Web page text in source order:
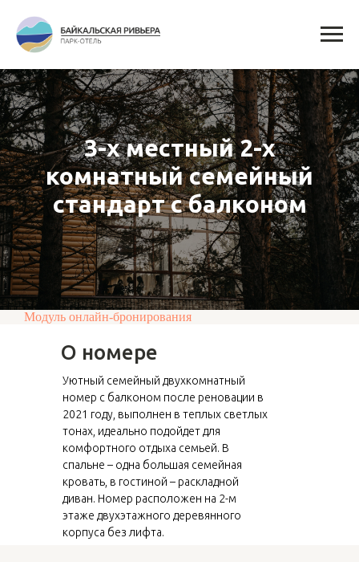
3-х местный 2-х
комнатный семейный
стандарт с балконом
Модуль онлайн-бронирования
О номере
Уютный семейный двухкомнатный
номер с балконом после реновации в
2021 году, выполнен в теплых светлых
тонах, идеально подойдет для
комфортного отдыха семьей. В
спальне – одна большая семейная
кровать, в гостиной – раскладной
диван. Номер расположен на 2-м
этаже двухэтажного деревянного
корпуса без лифта.